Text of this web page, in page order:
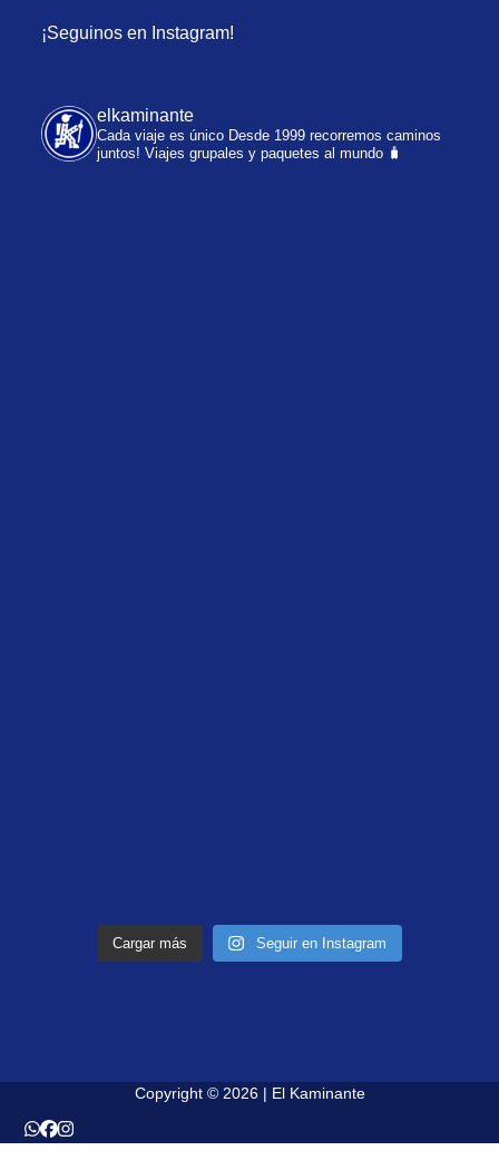
¡Seguinos en Instagram!
elkaminante
Cada viaje es único Desde 1999 recorremos caminos
juntos! Viajes grupales y paquetes al mundo 🧳
Cargar más Seguir en Instagram
Copyright © 2026 | El Kaminante